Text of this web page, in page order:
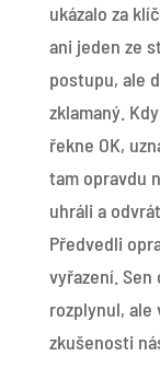
ukázalo za
ani jeden ze
postupu, ale
zklamaný.
řekne OK,
tam opravdu
uhráli a
Předvedli
vyřazení.
rozplynul, ale
zkušenosti